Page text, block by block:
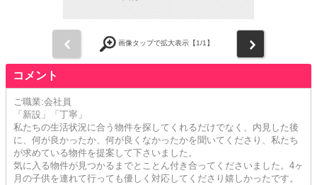
画像タップで拡大表示【1/1】
コメント
ご職業:会社員
「新設」「丁寧」
私たちの生活状況に合う物件を探してくれるだけでなく、内見した後
に、何が良かったか、何が良くなかったかを聞いてくださり、私たち
が求めている物件を提案して下さいました。
気に入る物件が見つかるまでとことん付き合ってくださいました。4ヶ
月の子供を連れて行っても優しく対応してくださり嬉しかったです。